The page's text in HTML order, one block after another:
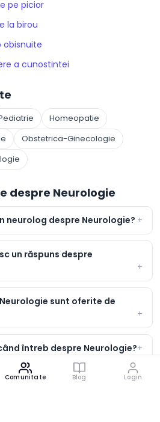
pe picior
la birou
obisnuite
a cunostintei
Homeopatie
Obstetrica-Ginecologie
despre Neurologie
neurolog despre Neurologie?
un răspuns despre
sunt oferite de
întreb despre Neurologie?
Comunitate Blog Login